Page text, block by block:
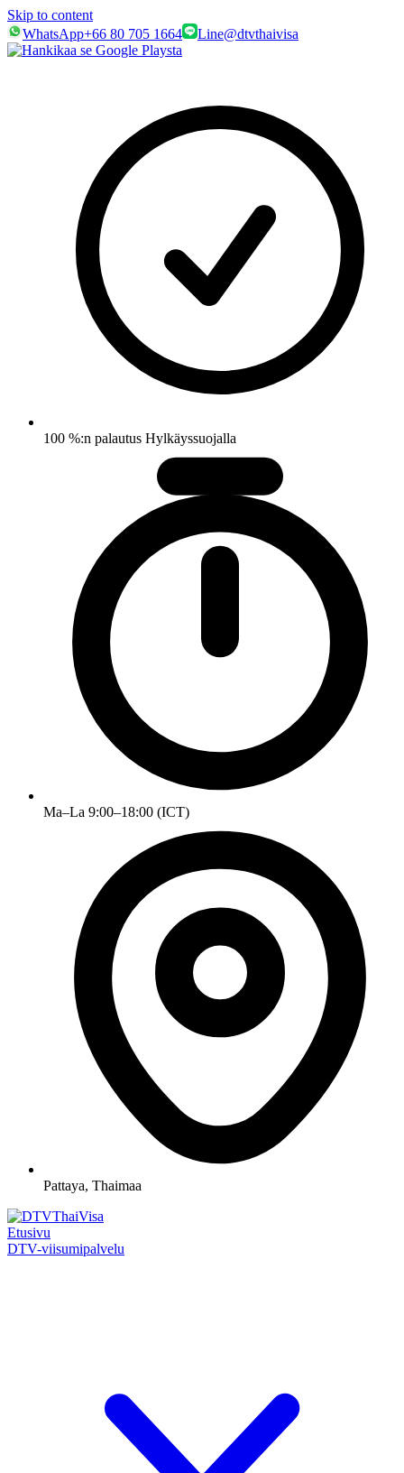
Skip to content
WhatsApp+66 80 705 1664 Line@dtvthaivisa
100 %:n palautus Hylkäyssuojalla
Ma–La 9:00–18:00 (ICT)
Pattaya, Thaimaa
Etusivu
DTV-viisumipalvelu